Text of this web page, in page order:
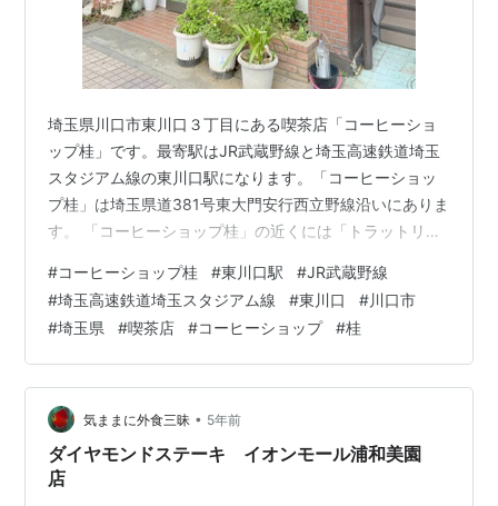
埼玉県川口市東川口３丁目にある喫茶店「コーヒーショ
ップ桂」です。最寄駅はJR武蔵野線と埼玉高速鉄道埼玉
スタジアム線の東川口駅になります。「コーヒーショッ
プ桂」は埼玉県道381号東大門安行西立野線沿いにありま
す。 「コーヒーショップ桂」の近くには「トラットリア
morigen1.hatenablog.com コーヒーショップ桂 外観
「コーヒーショップ桂」へはお茶の時間に行きました。
「コーヒーショップ桂」には駐車場が用意されていない
ようですので近くのコインパーキングに車を停めてお店
に向かいました。 コーヒーショップ桂 店内 「コーヒ…
#コーヒーショップ桂 #東川口駅 #JR武蔵野線
#埼玉高速鉄道埼玉スタジアム線 #東川口 #川口市
#埼玉県 #喫茶店 #コーヒーショップ #桂
気ままに外食三昧 • 5年前
ダイヤモンドステーキ イオンモール浦和美園
店